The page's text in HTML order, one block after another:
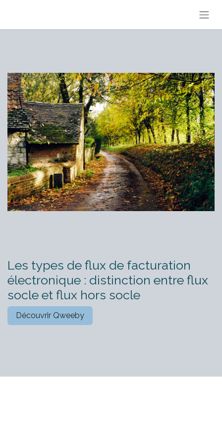
Les types de flux de facturation
électronique : distinction entre flux
socle et flux hors socle
Découvrir Qweeby